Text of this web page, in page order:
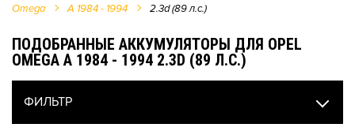
Omega
A 1984 - 1994 2.3d (89 л.с.)
ПОДОБРАННЫЕ АККУМУЛЯТОРЫ ДЛЯ OPEL
OMEGA A 1984 - 1994 2.3D (89 Л.С.)
ФИЛЬТР